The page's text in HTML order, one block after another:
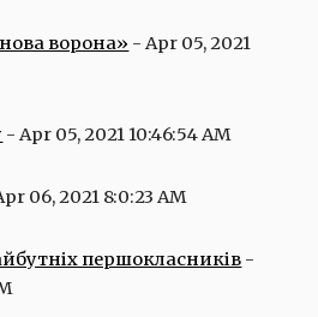
ворона» - Apr 05, 2021
- Apr 05, 2021 10:46:54 AM
06, 2021 8:0:23 AM
першокласників -